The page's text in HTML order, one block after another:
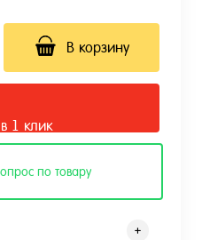
В корзину
1 клик
по товару